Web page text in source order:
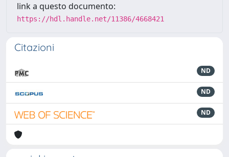
link a questo documento:
https://hdl.handle.net/11386/4668421
Citazioni
ND
ND
ND